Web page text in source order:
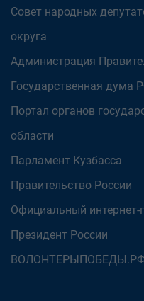
Совет народных
округа
Администрация
Государственная дума
Портал органов
области
Парламент Кузбасса
Правительство России
Официальный
Президент России